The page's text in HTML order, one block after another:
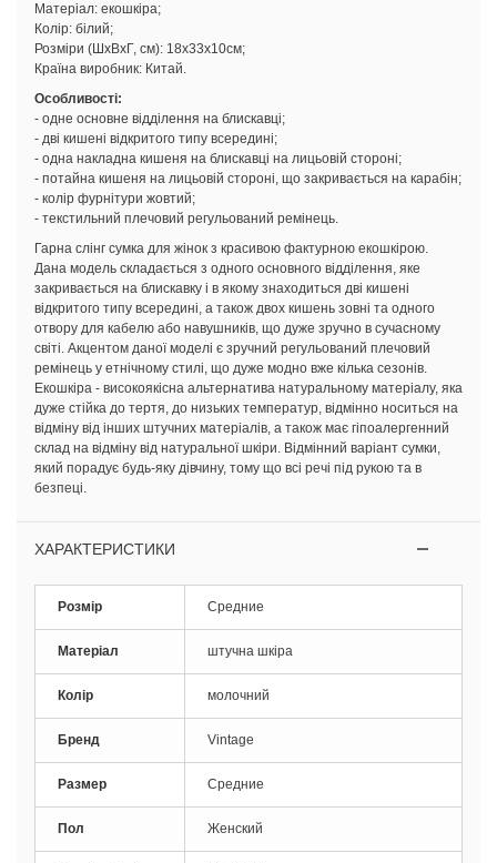
Матеріал: екошкіра;
Колір: білий;
Розміри (ШхВхГ, см): 18х33х10см;
Країна виробник: Китай.
Особливості:
- одне основне відділення на блискавці;
- дві кишені відкритого типу всередині;
- одна накладна кишеня на блискавці на лицьовій стороні;
- потайна кишеня на лицьовій стороні, що закривається на карабін;
- колір фурнітури жовтий;
- текстильний плечовий регульований ремінець.
Гарна слінг сумка для жінок з красивою фактурною екошкірою.
Дана модель складається з одного основного відділення, яке
закривається на блискавку і в якому знаходиться дві кишені
відкритого типу всередині, а також двох кишень зовні та одного
отвору для кабелю або навушників, що дуже зручно в сучасному
світі. Акцентом даної моделі є зручний регульований плечовий
ремінець у етнічному стилі, що дуже модно вже кілька сезонів.
Екошкіра - високоякісна альтернатива натуральному матеріалу, яка
дуже стійка до тертя, до низьких температур, відмінно носиться на
відміну від інших штучних матеріалів, а також має гіпоалергенний
склад на відміну від натуральної шкіри. Відмінний варіант сумки,
який порадує будь-яку дівчину, тому що всі речі під рукою та в
безпеці.
ХАРАКТЕРИСТИКИ
Розмір Средние
Матеріал штучна шкіра
Колір молочний
Бренд Vintage
Размер Средние
Пол Женский